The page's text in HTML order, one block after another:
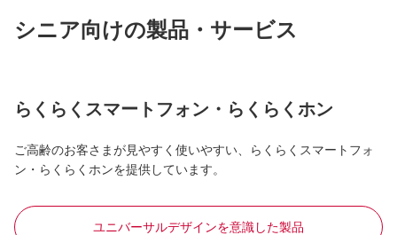
シニア向けの製品・サービス
らくらくスマートフォン・らくらくホン
ご高齢のお客さまが見やすく使いやすい、らくらくスマートフォ
ン・らくらくホンを提供しています。
ユニバーサルデザインを意識した製品